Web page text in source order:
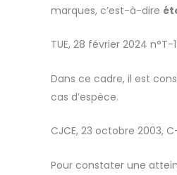
marques, c’est-à-dire
TUE, 28 février 2024
Dans ce cadre, il est
cas d’espèce.
CJCE, 23 octobre 2003,
Pour constater une